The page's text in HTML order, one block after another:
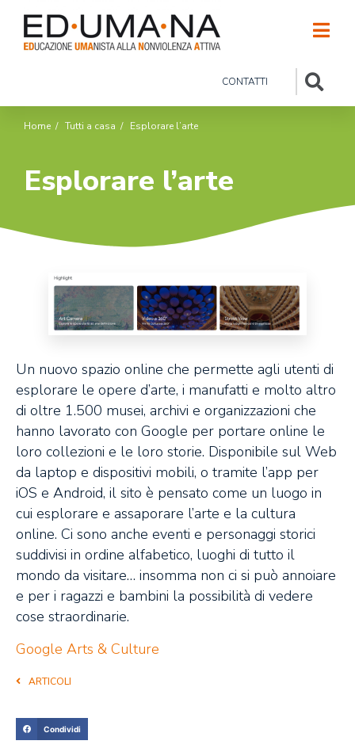
CONTATTI
Home / Tutti a casa / Esplorare l’arte
Esplorare l’arte
ARTICOLI
Condividi
Un nuovo spazio online che permette agli utenti di
esplorare le opere d’arte, i manufatti e molto altro
di oltre 1.500 musei, archivi e organizzazioni che
hanno lavorato con Google per portare online le
loro collezioni e le loro storie. Disponibile sul Web
da laptop e dispositivi mobili, o tramite l’app per
iOS e Android, il sito è pensato come un luogo in
cui esplorare e assaporare l’arte e la cultura
online. Ci sono anche eventi e personaggi storici
suddivisi in ordine alfabetico, luoghi di tutto il
mondo da visitare… insomma non ci si può annoiare
e per i ragazzi e bambini la possibilità di vedere
cose straordinarie.
Google Arts & Culture